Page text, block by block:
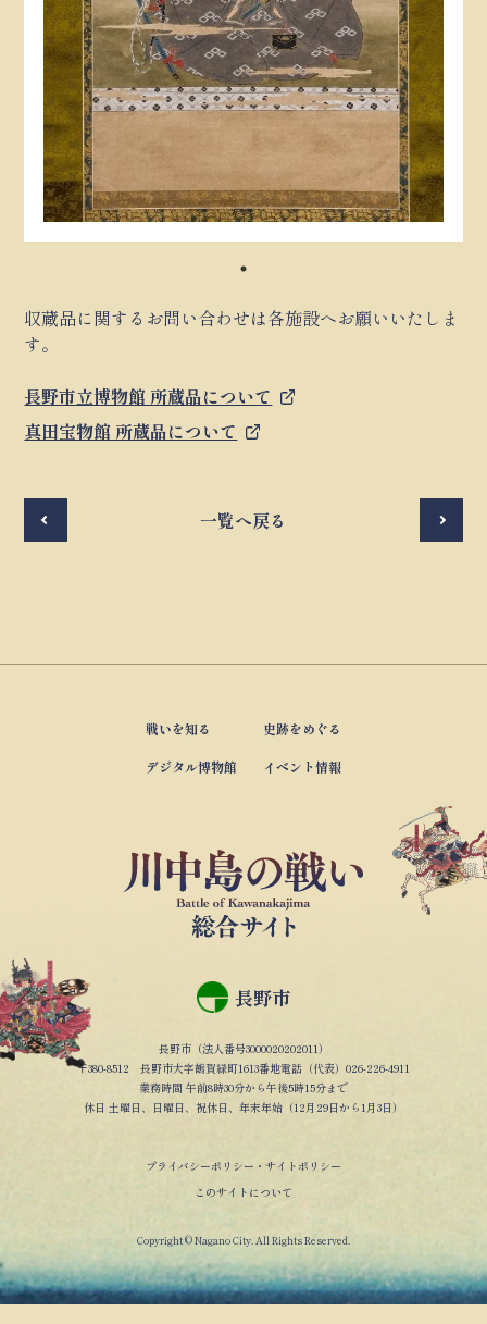
収蔵品に関するお問い合わせは各施設へお願いいたしま
す。
長野市立博物館 所蔵品について
真田宝物館 所蔵品について
前へ 一覧へ戻る 次へ
戦いを知る 史跡をめぐる
デジタル博物館 イベント情報
長野市
長野市（法人番号3000020202011）
〒380-8512 長野市大字鶴賀緑町1613番地電話（代表）026-226-4911
業務時間 午前8時30分から午後5時15分まで
休日 土曜日、日曜日、祝休日、年末年始（12月29日から1月3日）
プライバシーポリシー・サイトポリシー
このサイトについて
Copyright © Nagano City. All Rights Reserved.